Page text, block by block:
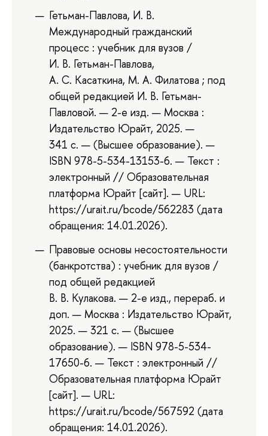
Гетьман-Павлова, И. В.
Международный гражданский
процесс : учебник для вузов /
И. В. Гетьман-Павлова,
А. С. Касаткина, М. А. Филатова ; под
общей редакцией И. В. Гетьман-
Павловой. — 2-е изд. — Москва :
Издательство Юрайт, 2025. —
341 с. — (Высшее образование). —
ISBN 978-5-534-13153-6. — Текст :
электронный // Образовательная
платформа Юрайт [сайт]. — URL:
https://urait.ru/bcode/562283 (дата
обращения: 14.01.2026).
Правовые основы несостоятельности
(банкротства) : учебник для вузов /
под общей редакцией
В. В. Кулакова. — 2-е изд., перераб. и
доп. — Москва : Издательство Юрайт,
2025. — 321 с. — (Высшее
образование). — ISBN 978-5-534-
17650-6. — Текст : электронный //
Образовательная платформа Юрайт
[сайт]. — URL:
https://urait.ru/bcode/567592 (дата
обращения: 14.01.2026).